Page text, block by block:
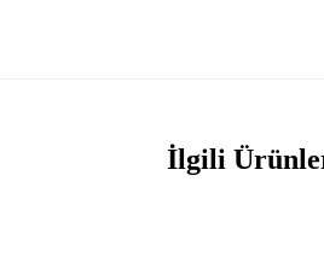
İlgili